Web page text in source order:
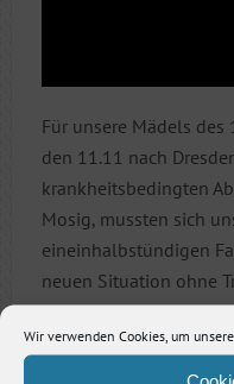
Wir verwenden Cookies, um
Für unsere Mädels des
den 11.11 nach
krankheitsbedingten
Mosig, mussten sich
eineinhalbstündigen
neuen Situation ohne